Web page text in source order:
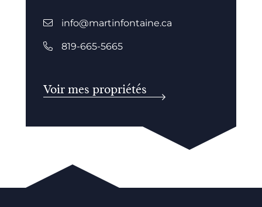
info@martinfontaine.ca
819-665-5665
Voir mes propriétés